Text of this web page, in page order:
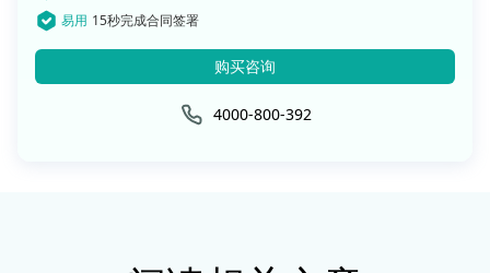
易用 15秒完成合同签署
购买咨询
4000-800-392